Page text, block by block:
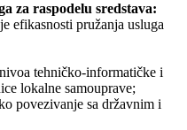
za raspodelu sredstava:
efikasnosti pružanja usluga
tehničko-informatičke i
lokalne samouprave;
povezivanje sa državnim i